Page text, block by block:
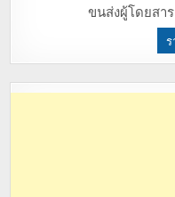
ขนส่งผู้โดยสา